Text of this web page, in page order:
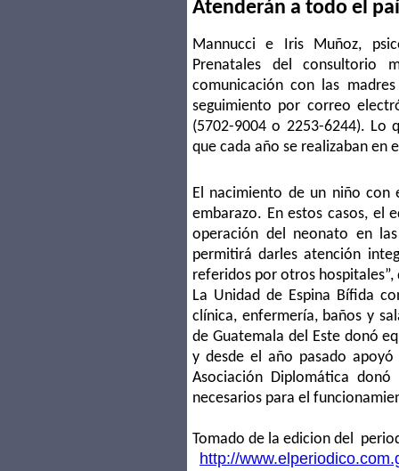
Atenderán a todo el
Mannucci e Iris Muñoz,
Prenatales del consultorio
comunicación con las
seguimiento por correo
(5702-9004 o 2253-6244). Lo
que cada año se realizaban en
El nacimiento de un niño con
embarazo. En estos casos, el
operación del neonato en
permitirá darles atención
referidos por otros hospitales”,
La Unidad de Espina Bífida
clínica, enfermería, baños y
de Guatemala del Este donó
y desde el año pasado
Asociación Diplomática
necesarios para el
Tomado de la edicion del
http://